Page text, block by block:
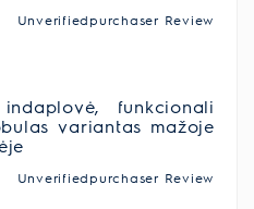
Unverifiedpurchaser Review
funkcionali
variantas mažoje
Unverifiedpurchaser Review